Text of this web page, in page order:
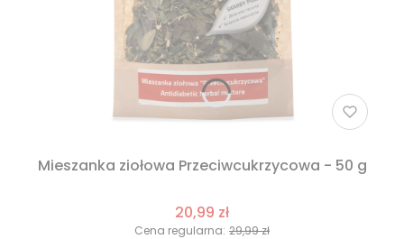
Mieszanka ziołowa Przeciwcukrzycowa - 50 g
20,99 zł
Cena regularna: 29,99 zł